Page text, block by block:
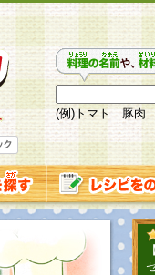
(例)トマト 豚肉